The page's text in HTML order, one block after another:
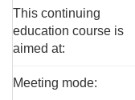
This continuing
education course is
aimed at:
Meeting mode: